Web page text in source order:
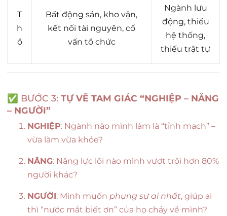
T
h
ổ
Bất động sản, kho vận,
kết nối tài nguyên, cố
vấn tổ chức
Ngành lưu
động, thiếu
hệ thống,
thiếu trật tự
✅ BƯỚC 3: TỰ VẼ TAM GIÁC “NGHIỆP – NĂNG
– NGƯỜI”
NGHIỆP: Ngành nào mình làm là “tỉnh mạch” –
vừa làm vừa khỏe?
NĂNG: Năng lực lõi nào mình vượt trội hơn 80%
người khác?
NGƯỜI: Mình muốn phụng sự ai nhất, giúp ai
thì “nước mắt biết ơn” của họ chảy về mình?